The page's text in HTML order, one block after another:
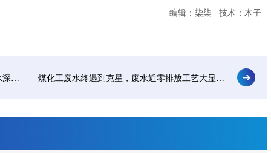
编辑：柒柒 技术：木子
莱特莱德废水近零排放工艺——实现脱硫废水深度治理 煤化工废水终遇到克星，废水近零排放工艺大显身手